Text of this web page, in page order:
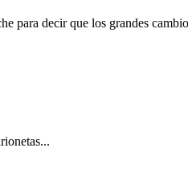
para decir que los grandes